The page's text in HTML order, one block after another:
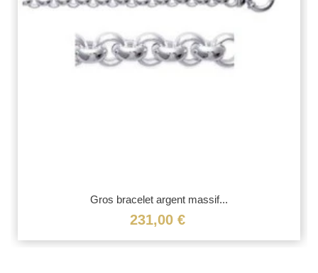
Gros bracelet argent massif...
231,00 €